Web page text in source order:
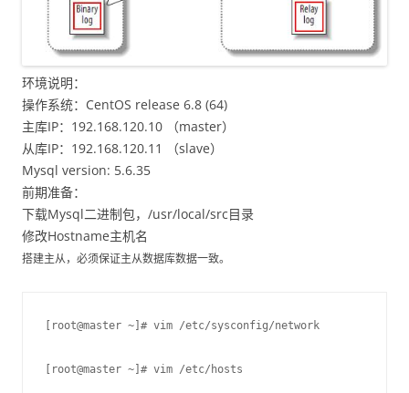
环境说明：
操作系统：CentOS release 6.8 (64)
主库IP：192.168.120.10 （master）
从库IP：192.168.120.11 （slave）
Mysql version: 5.6.35
前期准备：
下载Mysql二进制包，/usr/local/src目录
修改Hostname主机名
搭建主从，必须保证主从数据库数据一致。
[root@master ~]# vim /etc/sysconfig/network
[root@master ~]# vim /etc/hosts